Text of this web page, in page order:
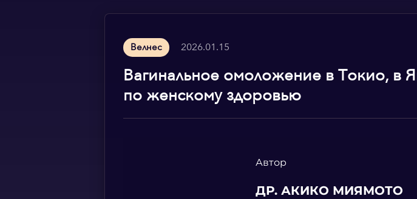
Велнес 2026.01.15
Вагинальное омоложение в Токио, в
по женскому здоровью
Автор
ДР. АКИКО МИЯМОТО